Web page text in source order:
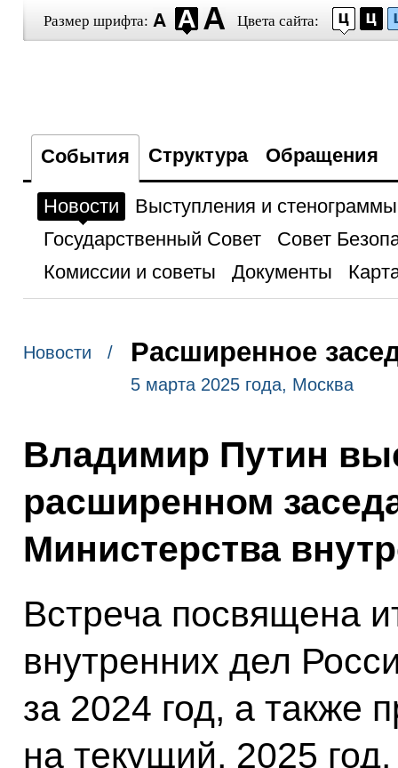
Размер шрифта: Цвета сайта:
События Структура Обращения
Новости
Выступления и стенограммы
Государственный Совет
Совет
Комиссии и советы
Документы
Новости / Расширенное
5 марта 2025 года, Москва
Владимир Путин
расширенном
Министерства
Встреча посвящена
внутренних дел
за 2024 год, а также
на текущий, 2025 год.